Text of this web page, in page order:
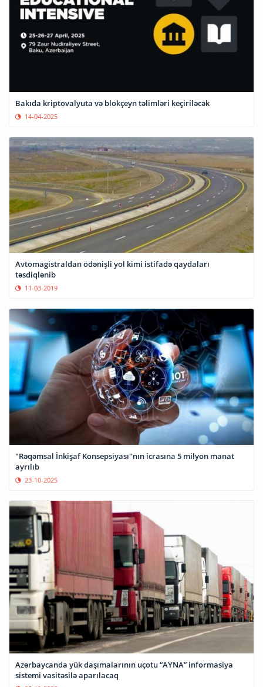
Bakıda kriptovalyuta və blokçeyn təlimləri keçiriləcək
14-04-2025
Avtomagistraldan ödənişli yol kimi istifadə qaydaları
təsdiqlənib
11-03-2019
"Rəqəmsal İnkişaf Konsepsiyası"nın icrasına 5 milyon manat
ayrılıb
23-10-2025
Azərbaycanda yük daşımalarının uçotu “AYNA” informasiya
sistemi vasitəsilə aparılacaq